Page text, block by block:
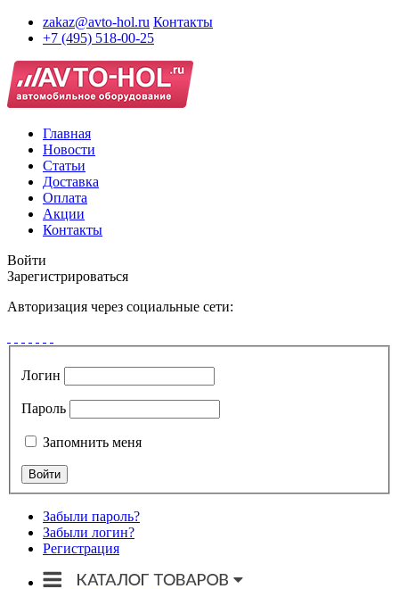
zakaz@avto-hol.ru Контакты
+7 (495) 518-00-25
Главная
Новости
Статьи
Доставка
Оплата
Акции
Контакты
Войти
Зарегистрироваться
Авторизация через социальные сети:
Логин
Пароль
Запомнить меня
Забыли пароль?
Забыли логин?
Регистрация